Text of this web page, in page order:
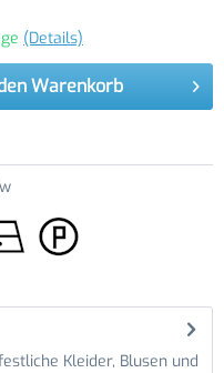
(Details)
Warenkorb
Kleider, Blusen und